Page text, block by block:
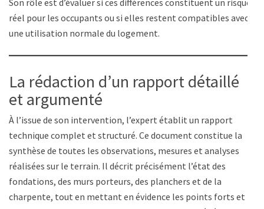
Son rôle est d’évaluer si ces différences constituent un risque
réel pour les occupants ou si elles restent compatibles avec
une utilisation normale du logement.
La rédaction d’un rapport détaillé
et argumenté
À l’issue de son intervention, l’expert établit un rapport
technique complet et structuré. Ce document constitue la
synthèse de toutes les observations, mesures et analyses
réalisées sur le terrain. Il décrit précisément l’état des
fondations, des murs porteurs, des planchers et de la
charpente, tout en mettant en évidence les points forts et